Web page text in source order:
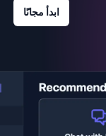
ابدأ مجانًا